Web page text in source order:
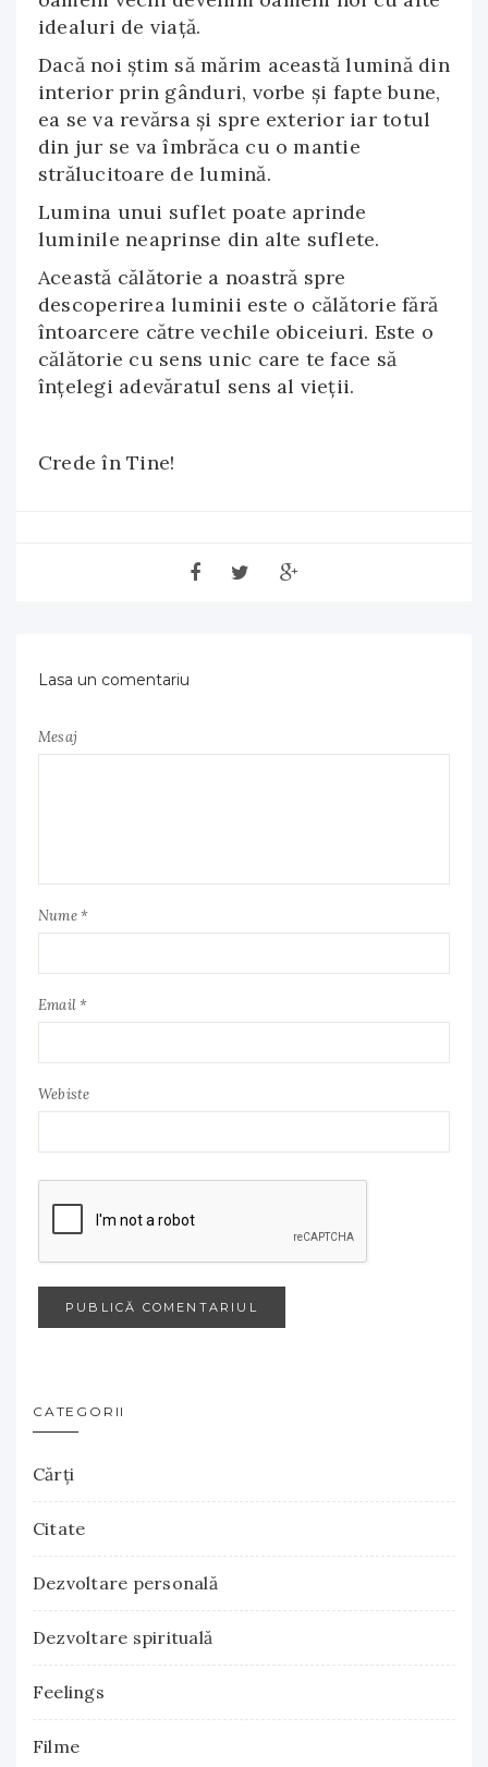
idealuri de viaţă.
Dacă noi ştim să mărim această lumină din
interior prin gânduri, vorbe şi fapte bune,
ea se va revărsa şi spre exterior iar totul
din jur se va îmbrăca cu o mantie
strălucitoare de lumină.
Lumina unui suflet poate aprinde
luminile neaprinse din alte suflete.
Această călătorie a noastră spre
descoperirea luminii este o călătorie fără
întoarcere către vechile obiceiuri. Este o
călătorie cu sens unic care te face să
înţelegi adevăratul sens al vieţii.
Crede în Tine!
Lasa un comentariu
Mesaj
Nume *
Email *
Webiste
CATEGORII
Cărţi
Citate
Dezvoltare personală
Dezvoltare spirituală
Feelings
Filme